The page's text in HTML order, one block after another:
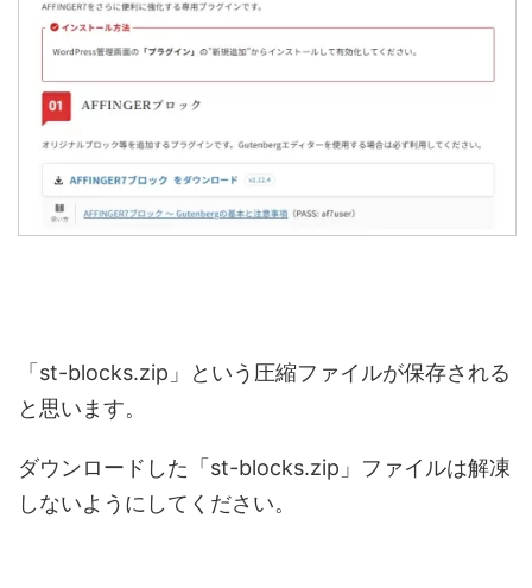
「st-blocks.zip」という圧縮ファイルが保存される
と思います。
ダウンロードした「st-blocks.zip」ファイルは解凍
しないようにしてください。